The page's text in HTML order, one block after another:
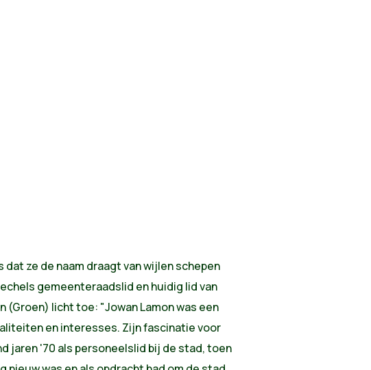
ze de naam draagt van wijlen schepen
gemeenteraadslid en huidig lid van
(Groen) licht toe: "Jowan Lamon was een
en interesses. Zijn fascinatie voor
jaren '70 als personeelslid bij de stad, toen